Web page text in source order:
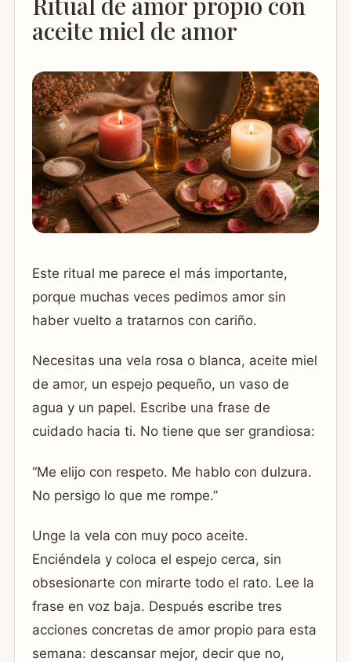
aceite miel de amor
Este ritual me parece el más importante,
porque muchas veces pedimos amor sin
haber vuelto a tratarnos con cariño.
Necesitas una vela rosa o blanca, aceite miel
de amor, un espejo pequeño, un vaso de
agua y un papel. Escribe una frase de
cuidado hacia ti. No tiene que ser grandiosa:
“Me elijo con respeto. Me hablo con dulzura.
No persigo lo que me rompe.”
Unge la vela con muy poco aceite.
Enciéndela y coloca el espejo cerca, sin
obsesionarte con mirarte todo el rato. Lee la
frase en voz baja. Después escribe tres
acciones concretas de amor propio para esta
semana: descansar mejor, decir que no,